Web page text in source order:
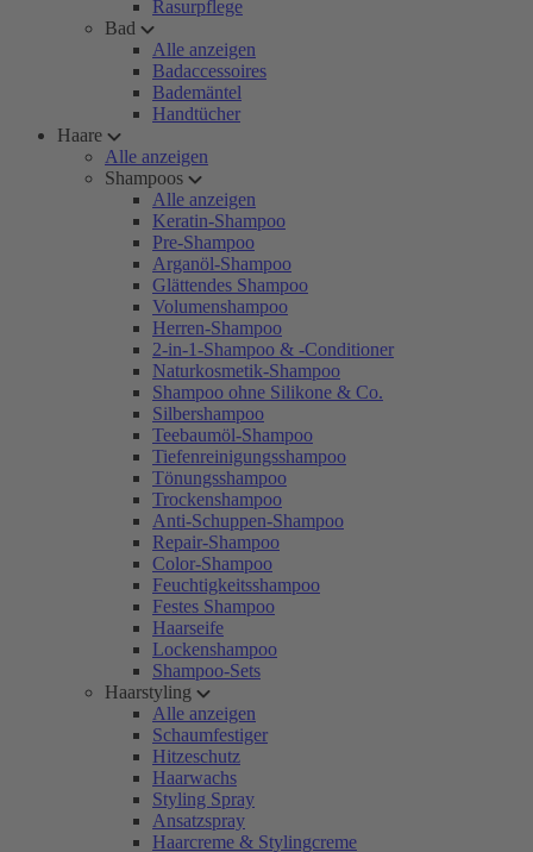
Rasurpflege
Bad
Alle anzeigen
Badaccessoires
Bademäntel
Handtücher
Haare
Alle anzeigen
Shampoos
Alle anzeigen
Keratin-Shampoo
Pre-Shampoo
Arganöl-Shampoo
Glättendes Shampoo
Volumenshampoo
Herren-Shampoo
2-in-1-Shampoo & -Conditioner
Naturkosmetik-Shampoo
Shampoo ohne Silikone & Co.
Silbershampoo
Teebaumöl-Shampoo
Tiefenreinigungsshampoo
Tönungsshampoo
Trockenshampoo
Anti-Schuppen-Shampoo
Repair-Shampoo
Color-Shampoo
Feuchtigkeitsshampoo
Festes Shampoo
Haarseife
Lockenshampoo
Shampoo-Sets
Haarstyling
Alle anzeigen
Schaumfestiger
Hitzeschutz
Haarwachs
Styling Spray
Ansatzspray
Haarcreme & Stylingcreme